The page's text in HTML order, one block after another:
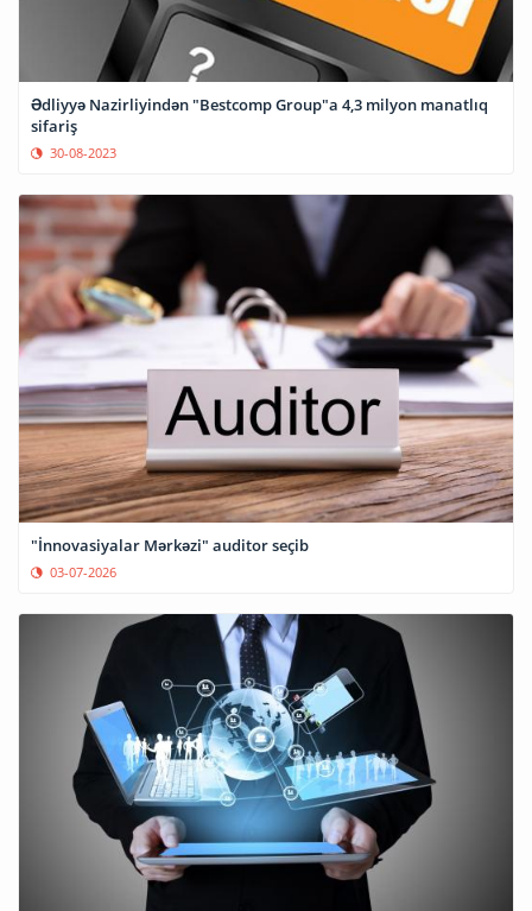
Ədliyyə Nazirliyindən "Bestcomp Group"a 4,3 milyon manatlıq
sifariş
30-08-2023
"İnnovasiyalar Mərkəzi" auditor seçib
03-07-2026